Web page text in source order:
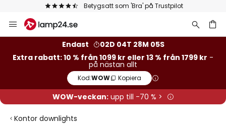
Betygsatt som 'Bra' på Trustpilot
Hoppa
till
Endast
02D 04T 28M 04S
Extra rabatt: 10 % från 1099 kr eller 13 % från 1799 kr -
på nästan allt
Kod:WOW Kopiera
WOW-veckan:upp till -70 % >
Kontor downlights